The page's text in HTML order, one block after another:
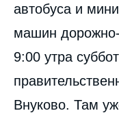
médiatique
автобуса и
машин
9:00 утра
Внуково. Там